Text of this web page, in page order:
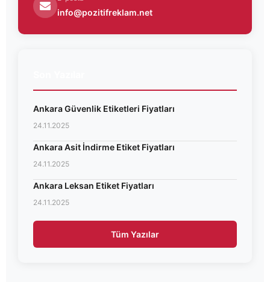
info@pozitifreklam.net
Ankara Güvenlik Etiketleri Fiyatları
24.11.2025
Ankara Asit İndirme Etiket Fiyatları
24.11.2025
Ankara Leksan Etiket Fiyatları
24.11.2025
Tüm Yazılar